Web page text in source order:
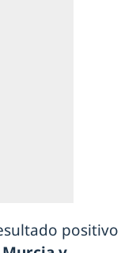
positivo